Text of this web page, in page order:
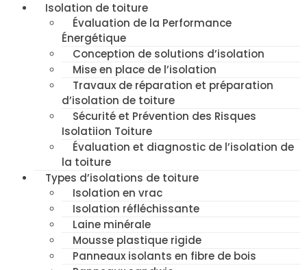
Isolation de toiture
Évaluation de la Performance
Énergétique
Conception de solutions d’isolation
Mise en place de l’isolation
Travaux de réparation et préparation
d’isolation de toiture
Sécurité et Prévention des Risques
Isolatiion Toiture
Évaluation et diagnostic de l’isolation de
la toiture
Types d’isolations de toiture
Isolation en vrac
Isolation réfléchissante
Laine minérale
Mousse plastique rigide
Panneaux isolants en fibre de bois